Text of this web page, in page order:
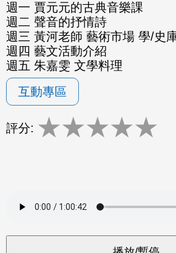
週一 賈元元的古典音樂課
週二 聲音的抒情詩
週三 黃河老師 藝術市場 學/史
週四 藝文活動介紹
週五 朱嘉雯 文學料理
互動專區
評分: ★★★★★